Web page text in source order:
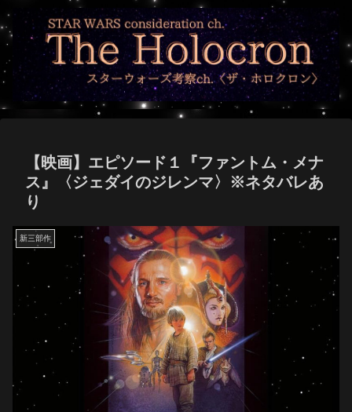
【映画】エピソード１『ファントム・メナ
ス』〈ジェダイのジレンマ〉※ネタバレあ
り
新三部作